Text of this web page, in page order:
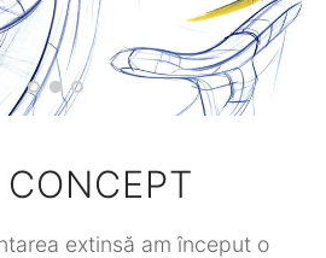
extinsă am început o